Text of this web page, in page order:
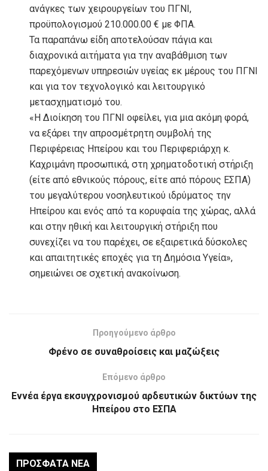
ανάγκες των χειρουργείων του ΠΓΝΙ,
προϋπολογισμού 210.000.00 € με ΦΠΑ.
Τα παραπάνω είδη αποτελούσαν πάγια και
διαχρονικά αιτήματα για την αναβάθμιση των
παρεχόμενων υπηρεσιών υγείας εκ μέρους του ΠΓΝΙ
και για τον τεχνολογικό και λειτουργικό
μετασχηματισμό του.
«Η Διοίκηση του ΠΓΝΙ οφείλει, για μια ακόμη φορά,
να εξάρει την απροσμέτρητη συμβολή της
Περιφέρειας Ηπείρου και του Περιφεριάρχη κ.
Καχριμάνη προσωπικά, στη χρηματοδοτική στήριξη
(είτε από εθνικούς πόρους, είτε από πόρους ΕΣΠΑ)
του μεγαλύτερου νοσηλευτικού ιδρύματος την
Ηπείρου και ενός από τα κορυφαία της χώρας, αλλά
και στην ηθική και λειτουργική στήριξη που
συνεχίζει να του παρέχει, σε εξαιρετικά δύσκολες
και απαιτητικές εποχές για τη Δημόσια Υγεία»,
σημειώνει σε σχετική ανακοίνωση.
Προηγούμενο άρθρο
Φρένο σε συναθροίσεις και μαζώξεις
Επόμενο άρθρο
Εννέα έργα εκσυγχρονισμού αρδευτικών δικτύων της
Ηπείρου στο ΕΣΠΑ
ΠΡΌΣΦΑΤΑ ΝΈΑ